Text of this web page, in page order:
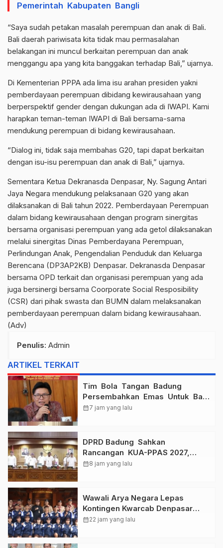
Pemerintah Kabupaten Bangli
“Saya sudah petakan masalah perempuan dan anak di Bali.
Bali daerah pariwisata kita tidak mau permasalahan
belakangan ini muncul berkaitan perempuan dan anak
menggangu apa yang kita banggakan terhadap Bali,” ujarnya.
Di Kementerian PPPA ada lima isu arahan presiden yakni
pemberdayaan perempuan dibidang kewirausahaan yang
berperspektif gender dengan dukungan ada di IWAPI. Kami
harapkan teman-teman IWAPI di Bali bersama-sama
mendukung perempuan di bidang kewirausahaan.
“Dialog ini, tidak saja membahas G20, tapi dapat berkaitan
dengan isu-isu perempuan dan anak di Bali,” ujarnya.
Sementara Ketua Dekranasda Denpasar, Ny. Sagung Antari
Jaya Negara mendukung pelaksanaan G20 yang akan
dilaksanakan di Bali tahun 2022. Pemberdayaan Perempuan
dalam bidang kewirausahaan dengan program sinergitas
bersama organisasi perempuan yang ada getol dilaksanakan
melalui sinergitas Dinas Pemberdayana Perempuan,
Perlindungan Anak, Pengendalian Penduduk dan Keluarga
Berencana (DP3AP2KB) Denpasar. Dekranasda Denpasar
bersama OPD terkait dan organisasi perempuan yang ada
juga bersinergi bersama Coorporate Social Resposibility
(CSR) dari pihak swasta dan BUMN dalam melaksanakan
pemberdayaan perempuan dalam bidang kewirausahaan.
(Adv)
Penulis: Admin
ARTIKEL TERKAIT
Tim Bola Tangan Badung
Persembahkan Emas Untuk Bali
, Taklukkan Jawa Tengah Di
calendar_month7 jam yang lalu
DPRD Badung Sahkan
Rancangan KUA-PPAS 2027,
Anggaran Tembus Lebih Dari
calendar_month8 jam yang lalu
Wawali Arya Negara Lepas
Kontingen Kwarcab Denpasar
Menuju Jambore Nasional XII
calendar_month22 jam yang lalu